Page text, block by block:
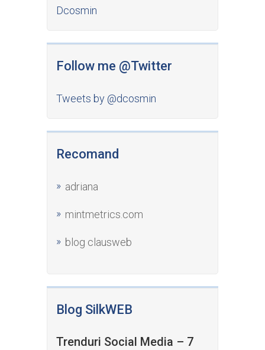
Dcosmin
Follow me @Twitter
Tweets by @dcosmin
Recomand
adriana
mintmetrics.com
blog clausweb
Blog SilkWEB
Trenduri Social Media – 7